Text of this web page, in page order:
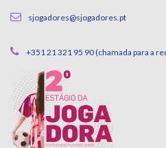
sjogadores@sjogadores.pt
+351 21 321 95 90 (chamada para a